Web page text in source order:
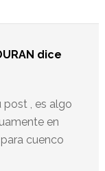
dice
, es algo
en
cuenco